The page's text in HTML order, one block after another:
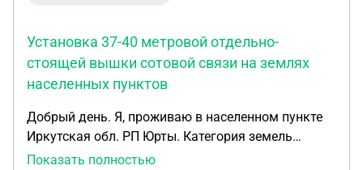
Установка 37-40 метровой отдельно-
стоящей вышки сотовой связи на землях
населенных пунктов
Добрый день. Я, проживаю в населенном пункте
Иркутская обл. РП Юрты. Категория земель
относиться к землям населенных пунктов. На
Показать полностью